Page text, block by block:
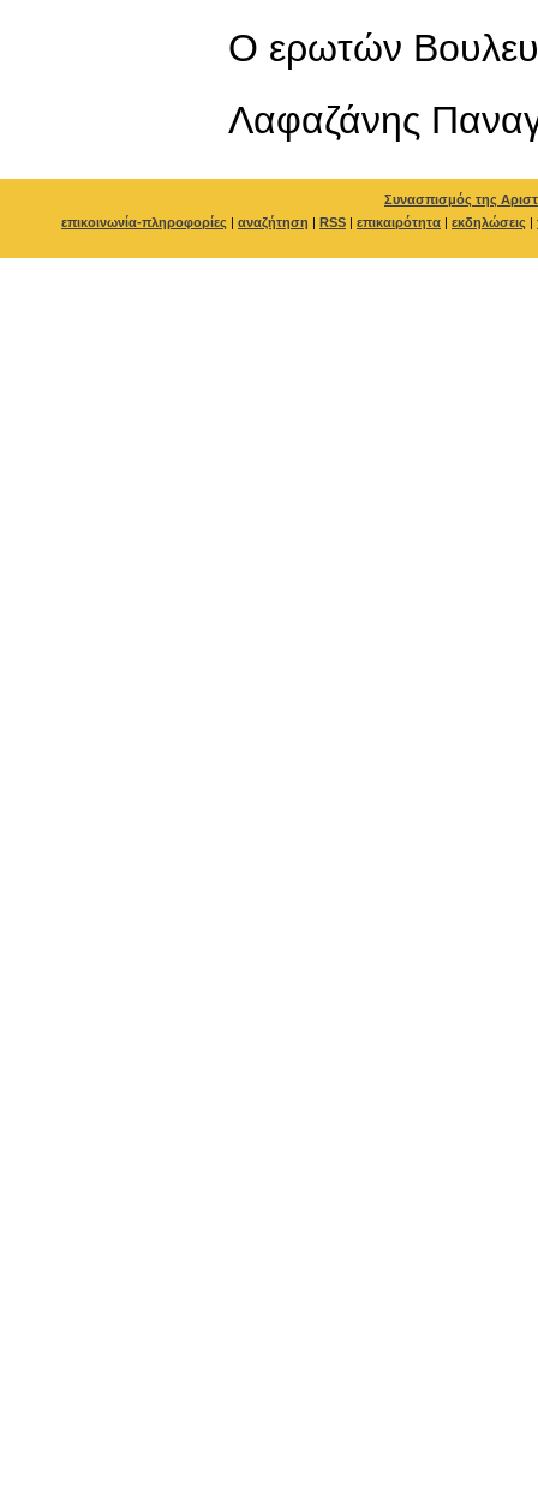
Ο ερωτών
Λαφαζάνης
Συνασπισμός της
επικοινωνία-πληροφορίες | αναζήτηση | RSS | επικαιρότητα | εκδηλώσεις |